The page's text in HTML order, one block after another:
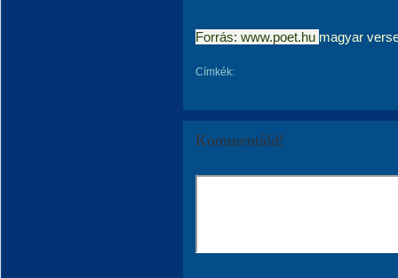
Forrás: www.poet.hu magyar
Címkék:
Kommentáld!